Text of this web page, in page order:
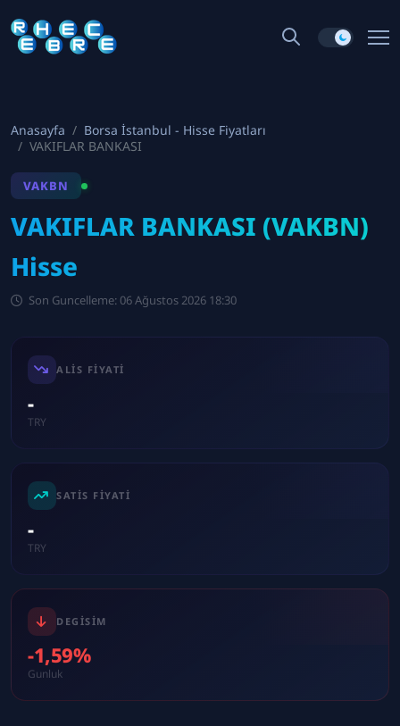
Anasayfa
Borsa İstanbul - Hisse Fiyatları
VAKIFLAR BANKASI
VAKBN
VAKIFLAR BANKASI (VAKBN)
Hisse
Son Guncelleme: 06 Ağustos 2026 18:30
ALIS FIYATI
-
TRY
SATIS FIYATI
-
TRY
DEGISIM
-1,59%
Gunluk